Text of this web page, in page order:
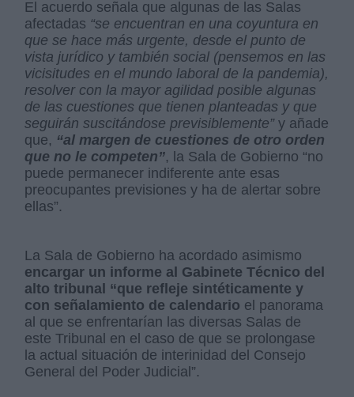
El acuerdo señala que algunas de las Salas
afectadas “se encuentran en una coyuntura en
que se hace más urgente, desde el punto de
vista jurídico y también social (pensemos en las
vicisitudes en el mundo laboral de la pandemia),
resolver con la mayor agilidad posible algunas
de las cuestiones que tienen planteadas y que
seguirán suscitándose previsiblemente”y añade
que, “al margen de cuestiones de otro orden
que no le competen”, la Sala de Gobierno “no
puede permanecer indiferente ante esas
preocupantes previsiones y ha de alertar sobre
ellas”.
La Sala de Gobierno ha acordado asimismo
encargar un informe al Gabinete Técnico del
alto tribunal “que refleje sintéticamente y
con señalamiento de calendario el panorama
al que se enfrentarían las diversas Salas de
este Tribunal en el caso de que se prolongase
la actual situación de interinidad del Consejo
General del Poder Judicial”.